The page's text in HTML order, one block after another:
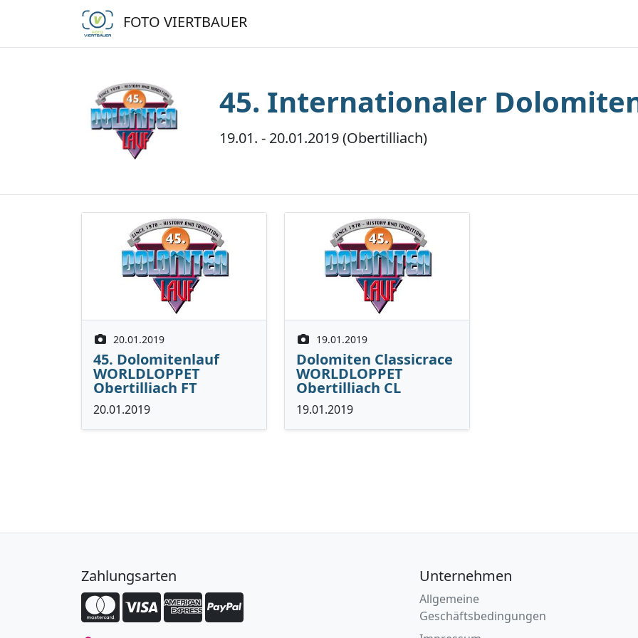
FOTO VIERTBAUER
45. Internationaler
19.01. - 20.01.2019 (Obertilliach)
20.01.2019
45. Dolomitenlauf
WORLDLOPPET
Obertilliach FT
20.01.2019
19.01.2019
Dolomiten Classicrace
WORLDLOPPET
Obertilliach CL
19.01.2019
Zahlungsarten Unternehmen
Allgemeine
Geschäftsbedingungen